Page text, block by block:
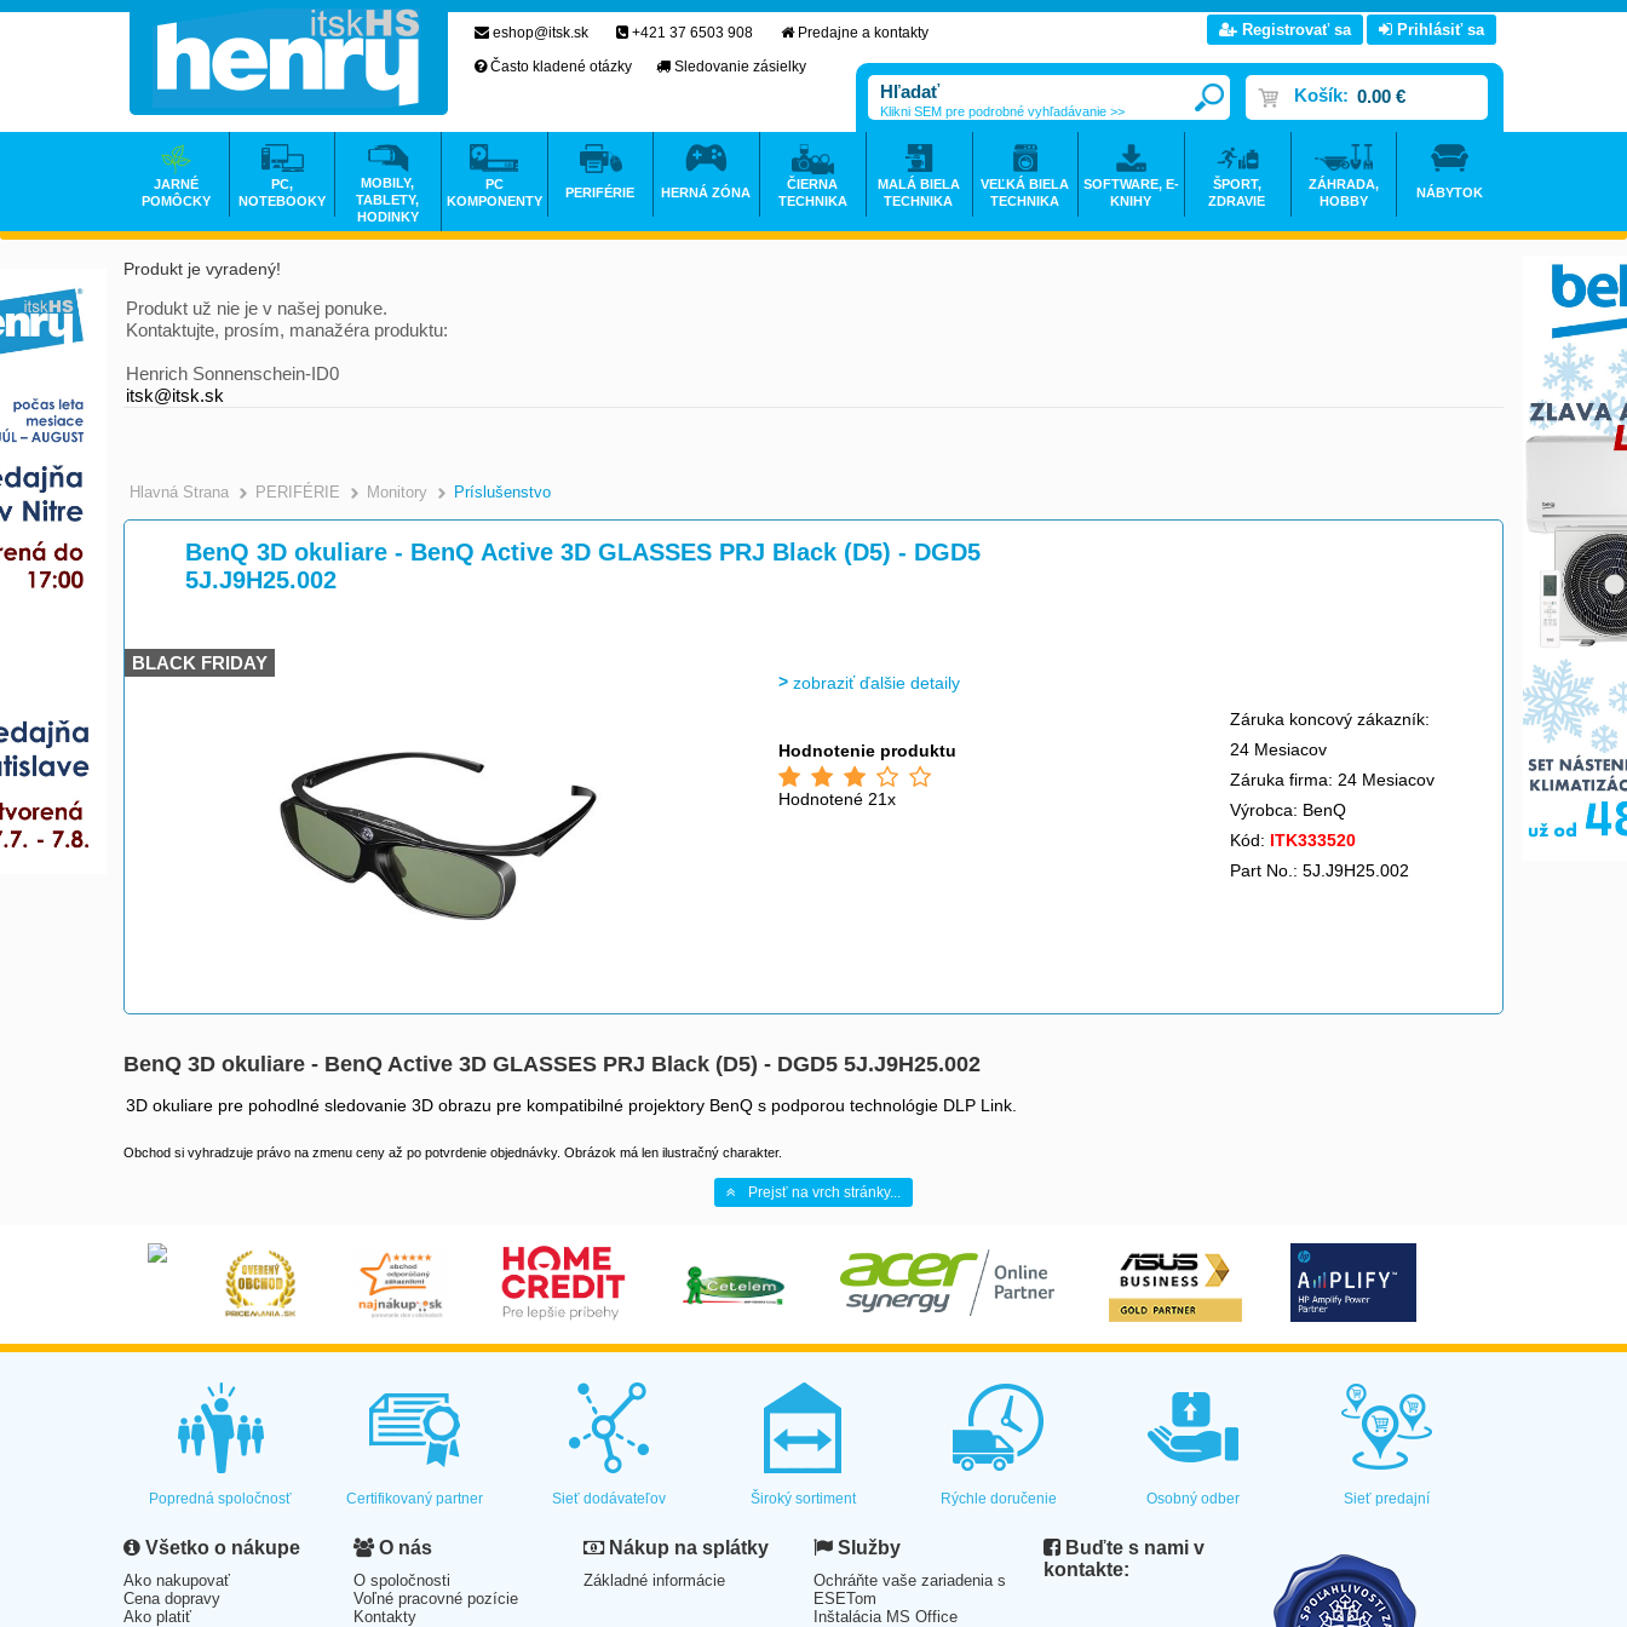
Produkt je vyradený!
Produkt už nie je v našej ponuke.
Kontaktujte, prosím, manažéra produktu:
Henrich Sonnenschein-ID0
itsk@itsk.sk
Hlavná Strana >
PERIFÉRIE >
Monitory >
Príslušenstvo
BenQ 3D okuliare - BenQ Active 3D GLASSES PRJ Black (D5) - DGD5
5J.J9H25.002
BLACK FRIDAY
zobraziť ďalšie detaily
Hodnotenie produktu
Hodnotené 21x
Záruka koncový zákazník:
24 Mesiacov
Záruka firma: 24 Mesiacov
Výrobca: BenQ
Kód: ITK333520
Part No.: 5J.J9H25.002
BenQ 3D okuliare - BenQ Active 3D GLASSES PRJ Black (D5) - DGD5 5J.J9H25.002
3D okuliare pre pohodlné sledovanie 3D obrazu pre kompatibilné projektory BenQ s podporou technológie DLP Link.
Obchod si vyhradzuje právo na zmenu ceny až po potvrdenie objednávky. Obrázok má len ilustračný charakter.
Prejsť na vrch stránky...
eshop@itsk.sk +421 37 6503 908
Predajne a kontakty
Často kladené otázky
Sledovanie zásielky
Registrovať sa Prihlásiť sa
Košík: 0.00 €
Klikni SEM pre podrobné vyhľadávanie >>
JARNÉ
POMÔCKY
PC,
NOTEBOOKY
MOBILY,
TABLETY,
HODINKY
PC
KOMPONENTY
PERIFÉRIE HERNÁ ZÓNA
ČIERNA
TECHNIKA
MALÁ BIELA
TECHNIKA
VEĽKÁ BIELA
TECHNIKA
SOFTWARE, E-
KNIHY
ŠPORT,
ZDRAVIE
ZÁHRADA,
HOBBY
NÁBYTOK
Popredná spoločnosť Certifikovaný partner Sieť dodávateľov Široký sortiment Rýchle doručenie Osobný odber Sieť predajní
Všetko o nákupe
Ako nakupovať
Cena dopravy
Ako platiť
O nás
O spoločnosti
Voľné pracovné pozície
Kontakty
Nákup na splátky
Základné informácie
Služby
Ochráňte vaše zariadenia s
ESETom
Inštalácia MS Office
Buďte s nami v
kontakte: